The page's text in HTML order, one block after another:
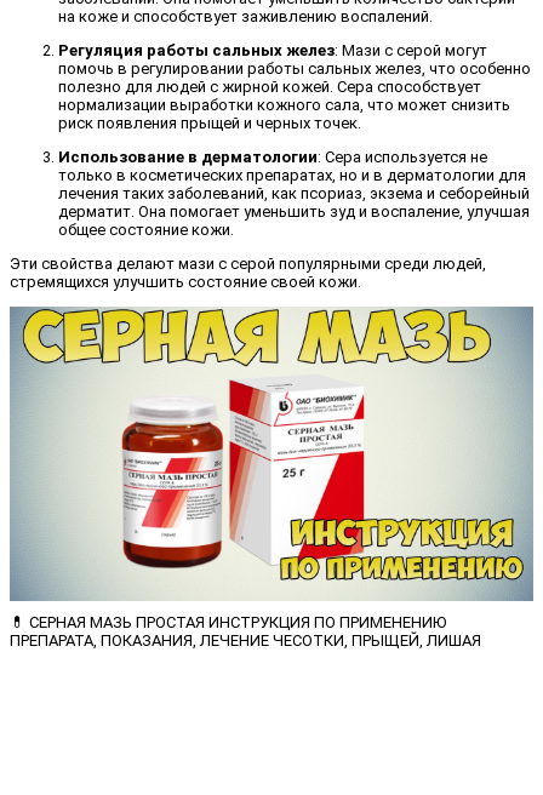
на коже и способствует заживлению воспалений.
Регуляция работы сальных желез: Мази с серой могут
помочь в регулировании работы сальных желез, что особенно
полезно для людей с жирной кожей. Сера способствует
нормализации выработки кожного сала, что может снизить
риск появления прыщей и черных точек.
Использование в дерматологии: Сера используется не
только в косметических препаратах, но и в дерматологии для
лечения таких заболеваний, как псориаз, экзема и себорейный
дерматит. Она помогает уменьшить зуд и воспаление, улучшая
общее состояние кожи.
Эти свойства делают мази с серой популярными среди людей,
стремящихся улучшить состояние своей кожи.
💊 СЕРНАЯ МАЗЬ ПРОСТАЯ ИНСТРУКЦИЯ ПО ПРИМЕНЕНИЮ
ПРЕПАРАТА, ПОКАЗАНИЯ, ЛЕЧЕНИЕ ЧЕСОТКИ, ПРЫЩЕЙ, ЛИШАЯ